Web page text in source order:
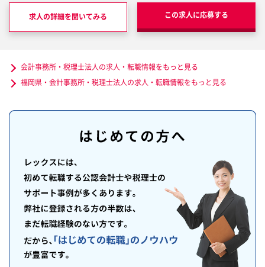
求人の詳細を聞いてみる この求人に応募する
会計事務所・税理士法人の求人・転職情報をもっと見る
福岡県・会計事務所・税理士法人の求人・転職情報をもっと見る